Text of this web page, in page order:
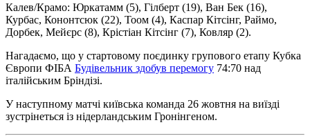
Калев/Крамо: Юркатамм (5), Гілберт (19), Ван Бек (16),
Курбас, Кононтсюк (22), Тоом (4), Каспар Кітсінг, Раймо,
Дорбек, Мейєрс (8), Крістіан Кітсінг (7), Ковляр (2).
Нагадаємо, що у стартовому поєдинку групового етапу Кубка
Європи ФІБА Будівельник здобув перемогу 74:70 над
італійським Бріндізі.
У наступному матчі київська команда 26 жовтня на виїзді
зустрінеться із нідерландським Гронінгеном.